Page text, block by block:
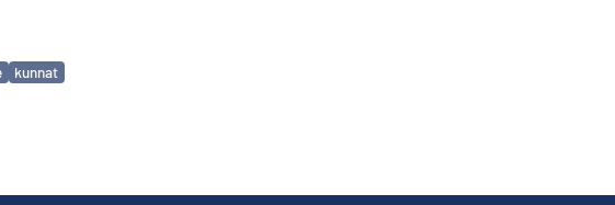
kunnat